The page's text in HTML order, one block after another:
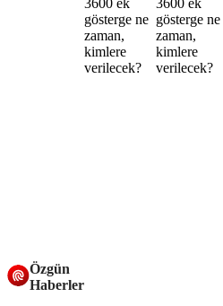
Özgün
Haberler